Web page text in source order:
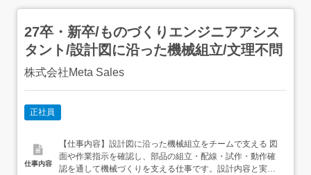
27卒・新卒/ものづくりエンジニアアシス
タント/設計図に沿った機械組立/文理不問
株式会社Meta Sales
正社員
仕事内容
【仕事内容】設計図に沿った機械組立をチームで支える 図
面や作業指示を確認し、部品の組立・配線・試作・動作確
認を通して機械づくりを支える仕事です。設計内容と実物